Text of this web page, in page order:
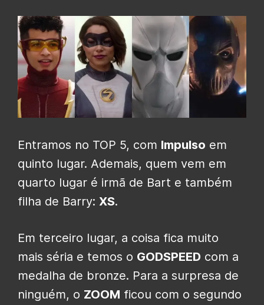
Entramos no TOP 5, com Impulso em
quinto lugar. Ademais, quem vem em
quarto lugar é irmã de Bart e também
filha de Barry: XS.
Em terceiro lugar, a coisa fica muito
mais séria e temos o GODSPEED com a
medalha de bronze. Para a surpresa de
ninguém, o ZOOM ficou com o segundo